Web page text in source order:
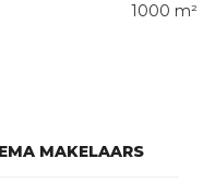
1000 m²
MAKELAARS